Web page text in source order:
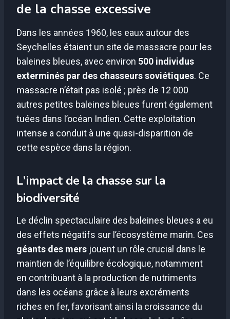
de la chasse excessive
Dans les années 1960, les eaux autour des
Seychelles étaient un site de massacre pour les
baleines bleues, avec environ 500 individus
exterminés par des chasseurs soviétiques. Ce
massacre n’était pas isolé ; près de 12 000
autres petites baleines bleues furent également
tuées dans l’océan Indien. Cette exploitation
intense a conduit à une quasi-disparition de
cette espèce dans la région.
L’impact de la chasse sur la
biodiversité
Le déclin spectaculaire des baleines bleues a eu
des effets négatifs sur l’écosystème marin. Ces
géants des mers jouent un rôle crucial dans le
maintien de l’équilibre écologique, notamment
en contribuant à la production de nutriments
dans les océans grâce à leurs excréments
riches en fer, favorisant ainsi la croissance du